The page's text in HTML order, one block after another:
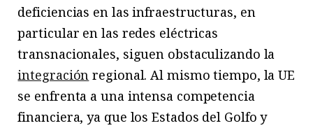
deficiencias en las infraestructuras, en
particular en las redes eléctricas
transnacionales, siguen obstaculizando la
integración regional. Al mismo tiempo, la UE
se enfrenta a una intensa competencia
financiera, ya que los Estados del Golfo y